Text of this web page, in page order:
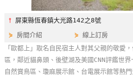
紅
你
玩
⫯ 屏東縣恆春鎮大光路142之8號
⋟ 房間介紹 ⋟線上訂房
「歐都上」取名自民宿主人對其父親的敬愛
區，鄰近貓鼻頭、後壁湖及美國CNN評鑑世
自然賞鳥區、瓊麻展示館、台電展示館等熱門